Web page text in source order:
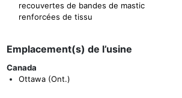
recouvertes de bandes de mastic
renforcées de tissu
Emplacement(s) de l’usine
Canada
Ottawa (Ont.)